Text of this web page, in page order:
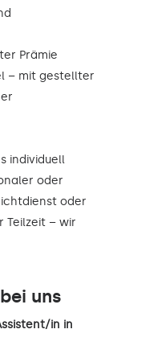
Prämie
– mit gestellter
individuell
oder
oder
Teilzeit – wir
uns
in in